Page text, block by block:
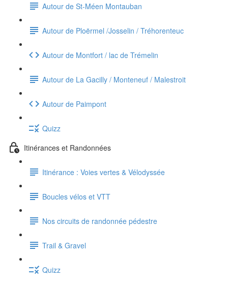
Autour de St-Méen Montauban
Autour de Ploërmel /Josselin / Tréhorenteuc
Autour de Montfort / lac de Trémelin
Autour de La Gacilly / Monteneuf / Malestroit
Autour de Paimpont
Quizz
Itinérances et Randonnées
Itinérance : Voies vertes & Vélodyssée
Boucles vélos et VTT
Nos circuits de randonnée pédestre
Trail & Gravel
Quizz